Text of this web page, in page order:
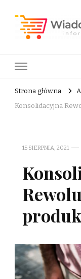
Strona główna
Konsolidacyjna
15 SIERPNIA, 2021